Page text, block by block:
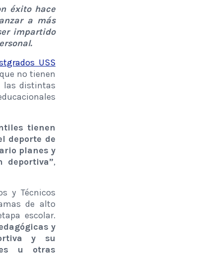
éxito hace
a más
impartido
USS
no tienen
las distintas
tienen
deporte de
planes y
deportiva”,
y Técnicos
de alto
escolar.
y
y su
u otras